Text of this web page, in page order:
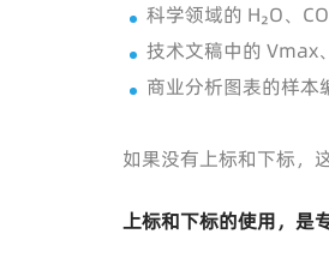
科学领域的 H₂O、
技术文稿中的 Vmax
商业分析图表的样本
如果没有上标和下标，
上标和下标的使用，是